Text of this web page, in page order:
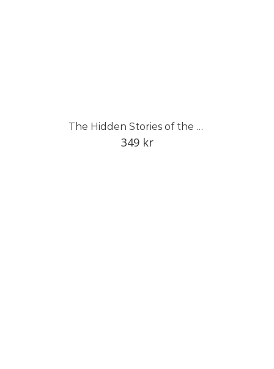
The Hidden Stories of the Linnean Herbarium
349 kr